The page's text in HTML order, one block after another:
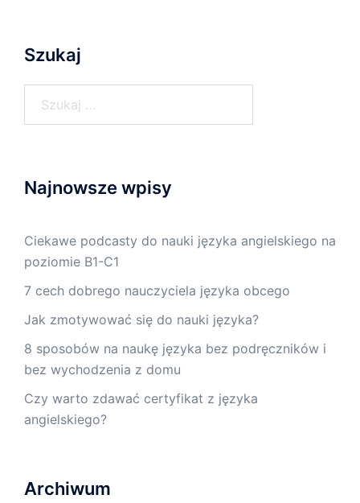
Szukaj
Najnowsze wpisy
Ciekawe podcasty do nauki języka angielskiego na
poziomie B1-C1
7 cech dobrego nauczyciela języka obcego
Jak zmotywować się do nauki języka?
8 sposobów na naukę języka bez podręczników i
bez wychodzenia z domu
Czy warto zdawać certyfikat z języka
angielskiego?
Archiwum